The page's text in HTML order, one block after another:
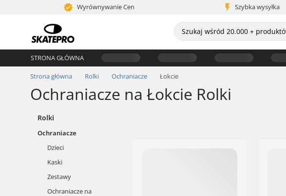
Wyrównywanie Cen Szybka wysyłka
STRONA GŁÓWNA
Strona główna Rolki Ochraniacze Łokcie
Ochraniacze na Łokcie Rolki
Rolki
Ochraniacze
Dzieci
Kaski
Zestawy
Ochraniacze na